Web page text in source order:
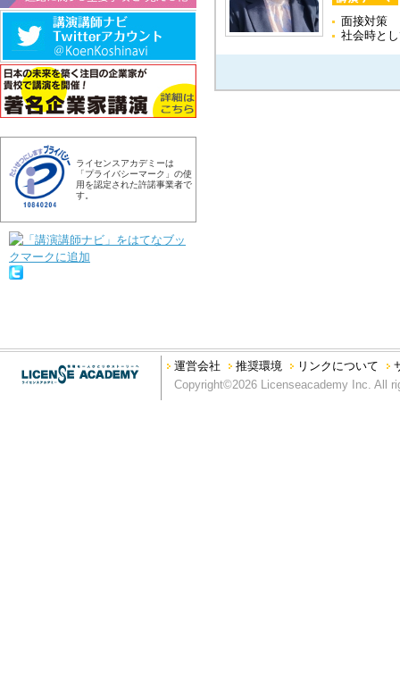
ライセンスアカデミーは
「プライバシーマーク」の使
用を認定された許諾事業者で
す。
面接対策
社会時と
運営会社 推奨環境 リンクについて
Copyright©2026 Licenseacademy Inc. All